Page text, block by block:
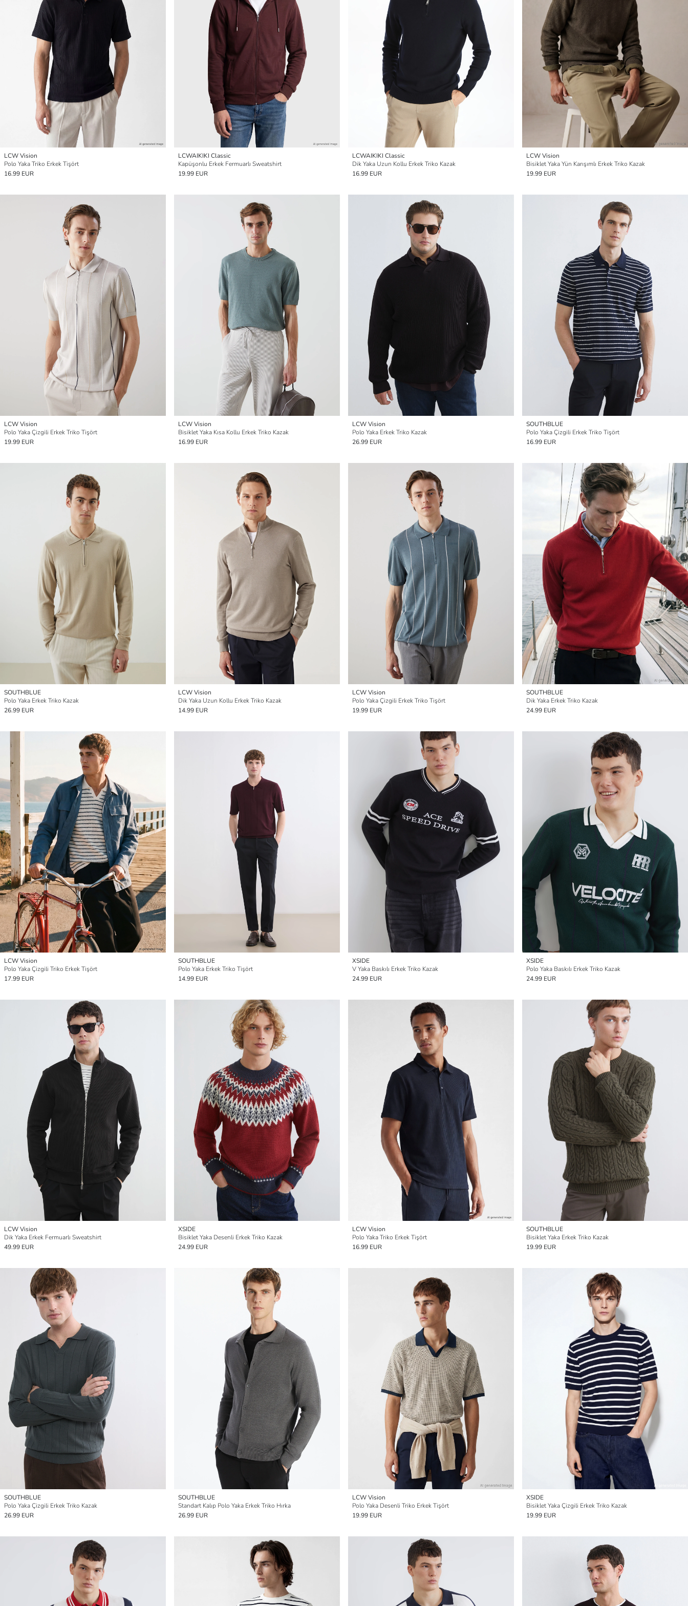
LCW Vision
Polo Yaka Triko Erkek Tişört
16.99 EUR
LCWAIKIKI Classic
Kapüşonlu Erkek Fermuarlı Sweatshirt
19.99 EUR
LCWAIKIKI Classic
Dik Yaka Uzun Kollu Erkek Triko Kazak
16.99 EUR
LCW Vision
Bisiklet Yaka Yün Karışımlı Erkek Triko Kazak
19.99 EUR
LCW Vision
Polo Yaka Çizgili Erkek Triko Tişört
19.99 EUR
LCW Vision
Bisiklet Yaka Kısa Kollu Erkek Triko Kazak
16.99 EUR
LCW Vision
Polo Yaka Erkek Triko Kazak
26.99 EUR
SOUTHBLUE
Polo Yaka Çizgili Erkek Triko Tişört
16.99 EUR
SOUTHBLUE
Polo Yaka Erkek Triko Kazak
26.99 EUR
LCW Vision
Dik Yaka Uzun Kollu Erkek Triko Kazak
14.99 EUR
LCW Vision
Polo Yaka Çizgili Erkek Triko Tişört
19.99 EUR
SOUTHBLUE
Dik Yaka Erkek Triko Kazak
24.99 EUR
LCW Vision
Polo Yaka Çizgili Triko Erkek Tişört
17.99 EUR
SOUTHBLUE
Polo Yaka Erkek Triko Tişört
14.99 EUR
XSIDE
V Yaka Baskılı Erkek Triko Kazak
24.99 EUR
XSIDE
Polo Yaka Baskılı Erkek Triko Kazak
24.99 EUR
LCW Vision
Dik Yaka Erkek Fermuarlı Sweatshirt
49.99 EUR
XSIDE
Bisiklet Yaka Desenli Erkek Triko Kazak
24.99 EUR
LCW Vision
Polo Yaka Triko Erkek Tişört
16.99 EUR
SOUTHBLUE
Bisiklet Yaka Erkek Triko Kazak
19.99 EUR
SOUTHBLUE
Polo Yaka Çizgili Erkek Triko Kazak
26.99 EUR
SOUTHBLUE
Standart Kalıp Polo Yaka Erkek Triko Hırka
26.99 EUR
LCW Vision
Polo Yaka Desenli Triko Erkek Tişört
19.99 EUR
XSIDE
Bisiklet Yaka Çizgili Erkek Triko Kazak
19.99 EUR